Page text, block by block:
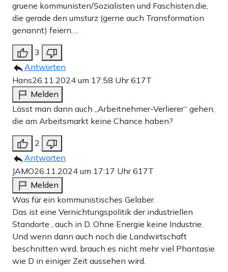
gruene kommunisten/Sozialisten und Faschisten.die,
die gerade den umsturz (gerne auch Transformation
genannt) feiern….
3
Antworten
Hans26.11.2024 um 17:58 Uhr617T
Melden
Lässt man dann auch „Arbeitnehmer-Verlierer“ gehen,
die am Arbeitsmarkt keine Chance haben?
2
Antworten
JAMO26.11.2024 um 17:17 Uhr617T
Melden
Was für ein kommunistisches Gelaber.
Das ist eine Vernichtungspolitik der industriellen
Standorte , auch in D. Ohne Energie keine Industrie.
Und wenn dann auch noch die Landwirtschaft
beschnitten wird, brauch es nicht mehr viel Phantasie
wie D in einiger Zeit aussehen wird.